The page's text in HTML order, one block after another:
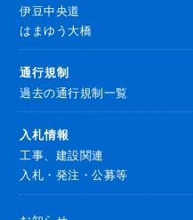
伊豆中央道
はまゆう大橋
通行規制
過去の通行規制一覧
入札情報
工事、建設関連
入札・発注・公募等